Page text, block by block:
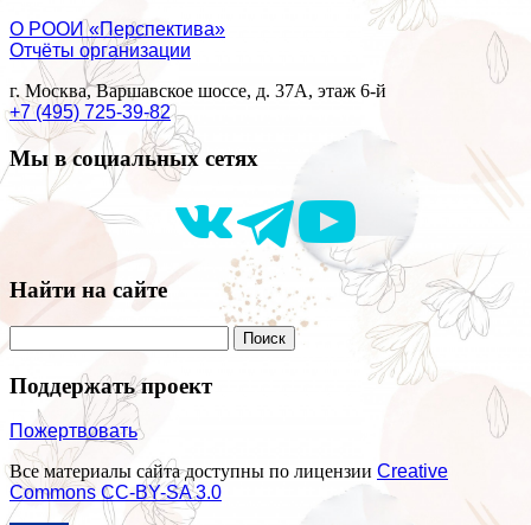
О РООИ «Перспектива»
Отчёты организации
г. Москва, Варшавское шоссе, д. 37А, этаж 6-й
+7 (495) 725-39-82
Мы в социальных сетях
Найти на сайте
Поддержать проект
Пожертвовать
Все материалы сайта доступны по лицензии Creative
Commons СС-BY-SA 3.0